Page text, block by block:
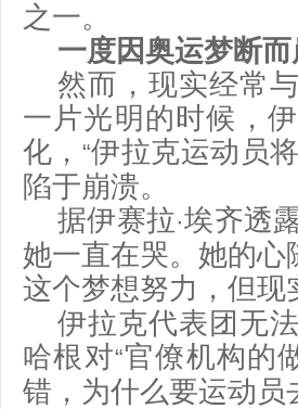
之一。
一度因奥运梦断
然而，现实经常
一片光明的时候，
化， “伊拉克运动员
陷于崩溃。
据伊赛拉·埃齐透露
她一直在哭。她的
这个梦想努力，但
伊拉克代表团无
哈根对“官僚机构的
错，为什么要运动员